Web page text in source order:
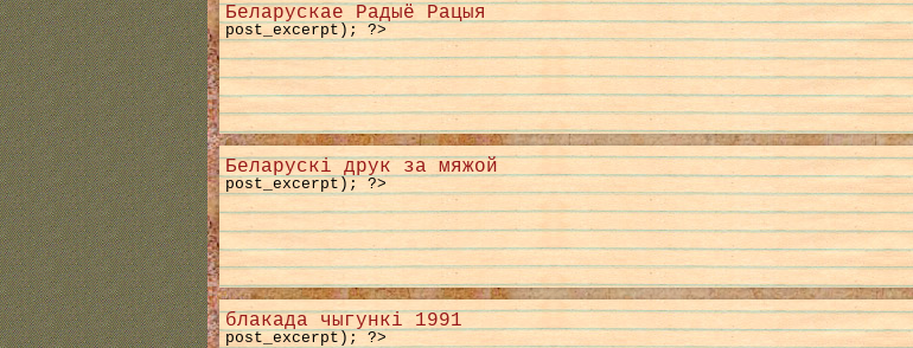
Беларускае Радыё Рацыя
post_excerpt); ?>
Беларускі друк за мяжой
post_excerpt); ?>
блакада чыгункі 1991
post_excerpt); ?>